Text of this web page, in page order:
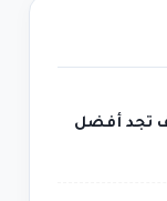
تجد أفضل